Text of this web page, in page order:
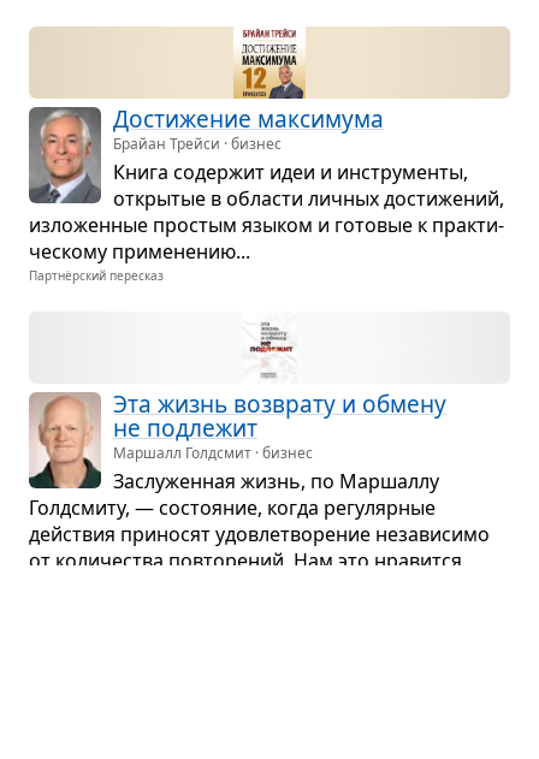
Дости­же­ние мак­си­мума
Брайан Трейси · бизнес
Книга содер­жит идеи и инстру­менты,
откры­тые в обла­сти лич­ных дости­же­ний,
изло­жен­ные про­стым язы­ком и гото­вые к прак­ти­
че­скому при­ме­не­нию...
Партнёрский пересказ
Эта жизнь воз­врату и обмену
не под­ле­жит
Маршалл Голдсмит · бизнес
Заслу­жен­ная жизнь, по Мар­шаллу
Голдсмиту, — состо­я­ние, когда регу­ляр­ные
действия при­но­сят удо­вле­тво­ре­ние неза­ви­симо
от коли­че­ства повто­ре­ний. Нам это нра­вится,